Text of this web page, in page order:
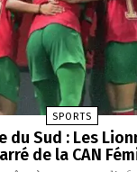
SPORTS
du Sud : Les
de la CAN